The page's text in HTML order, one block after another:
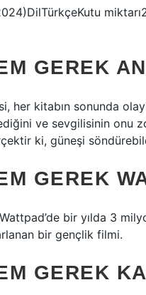
GEREK
her kitabın sonunda
ve sevgilisinin onu
ki, güneşi
GEREK
bir yılda 3
bir gençlik filmi.
GEREK